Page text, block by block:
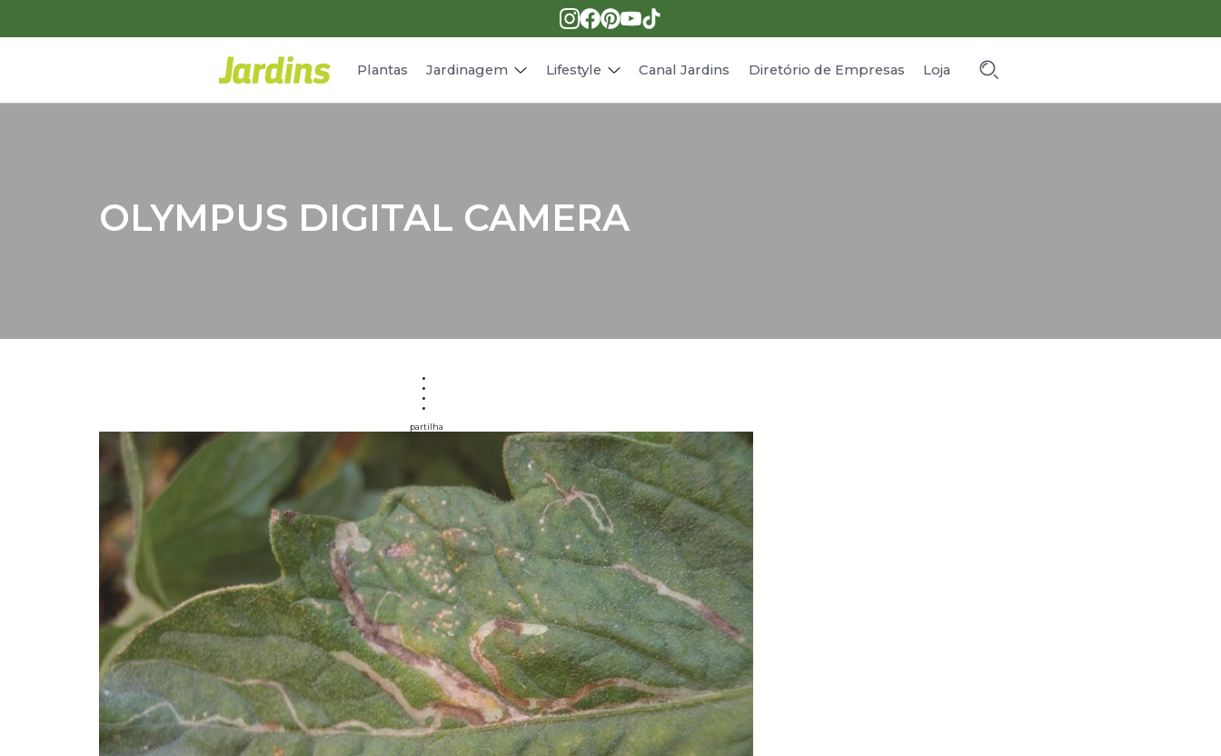
Plantas Jardinagem Lifestyle
Receitas
Canal Jardins Diretório de Empresas Loja
OLYMPUS DIGITAL CAMERA
partilha